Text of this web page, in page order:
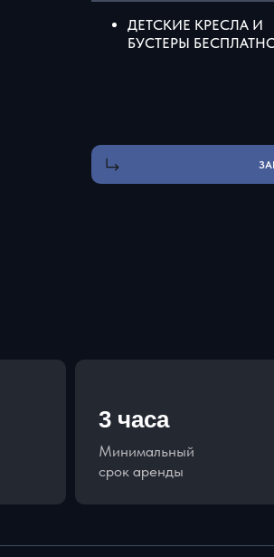
ДЕТСКИЕ КРЕСЛА И
БУСТЕРЫ
3 часа
Минимальный
срок аренды